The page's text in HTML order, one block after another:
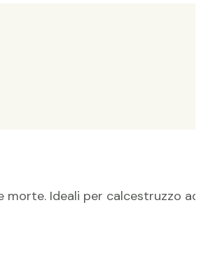
Ideali per calcestruzzo ad